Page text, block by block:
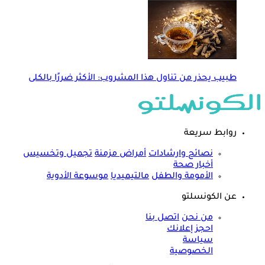
طبيب يحذر من تناول هذا المشروب: الأكثر ضررًا بالكلى
روابط سريعة
نصائح وارشادات أمراض مزمنة تجميل وتخسيس
أخبار صحة
الأمومة والطفل مالتيميديا موسوعة الأدوية
عن الكونسلتو
من نحن اتصل بنا
احجز إعلانك
سياسة
الخصوصية